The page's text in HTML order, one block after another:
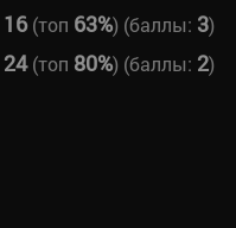
16(топ 63%) (баллы: 3)
24(топ 80%) (баллы: 2)